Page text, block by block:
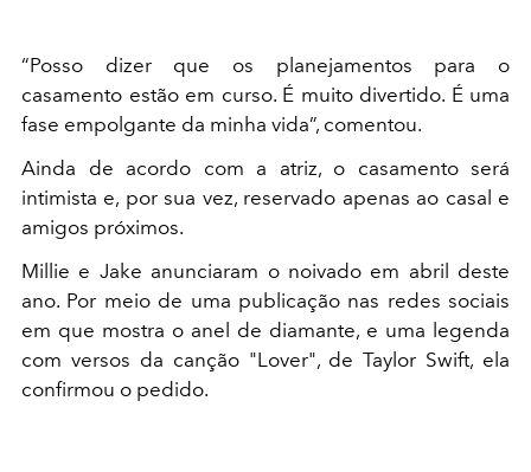
“Posso dizer que os planejamentos para o
casamento estão em curso. É muito divertido. É uma
fase empolgante da minha vida”, comentou.
Ainda de acordo com a atriz, o casamento será
intimista e, por sua vez, reservado apenas ao casal e
amigos próximos.
Millie e Jake anunciaram o noivado em abril deste
ano. Por meio de uma publicação nas redes sociais
em que mostra o anel de diamante, e uma legenda
com versos da canção "Lover", de Taylor Swift, ela
confirmou o pedido.